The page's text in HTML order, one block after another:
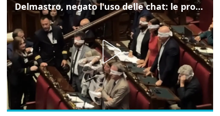
Delmastro, negato l'uso delle chat: le proteste di Avs e M5s